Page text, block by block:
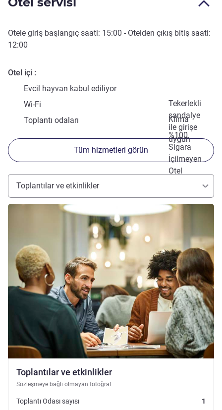
Otele giriş başlangıç saati: 15:00 - Otelden çıkış bitiş saati:
12:00
Otel içi
Evcil hayvan kabul ediliyor
Tekerlekli
sandalye
ile girişe
uygun
Wi-Fi
Klima
Toplantı odaları
%100
Sigara
İçilmeyen
Otel
Tüm hizmetleri görün
Toplantılar ve etkinlikler
Toplantılar ve etkinlikler
Sözleşmeye bağlı olmayan fotoğraf
Toplantı Odası sayısı
1